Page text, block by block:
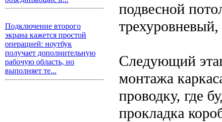
Подключение второго
экрана кажется простой
операцией: ноутбук
получает дополнительную
рабочую область, но
выполняет те...
подвесной
трехуровневый,
Следующий
монтажа
проводку, где
прокладка